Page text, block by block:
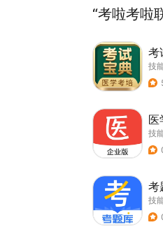
“考啦考啦
考
技
医
技
考
技